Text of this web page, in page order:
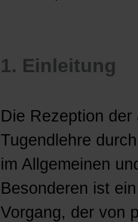
1. Einleitung
Die Rezeption
Tugendlehre
im Allgemeinen
Besonderen ist
Vorgang, der von